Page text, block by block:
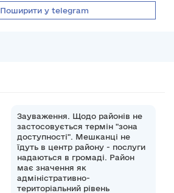
Поширити у telegram
Зауваження. Щодо районів не
застосовується термін "зона
доступності". Мешканці не
їдуть в центр району - послуги
надаються в громаді. Район
має значення як
адміністративно-
територіальний рівень